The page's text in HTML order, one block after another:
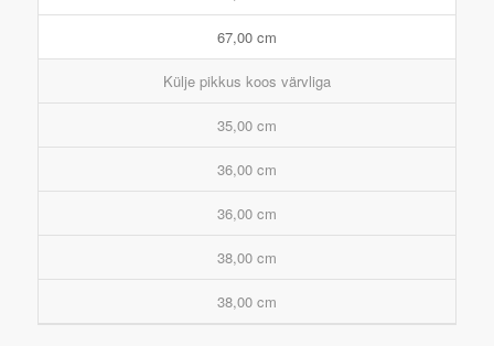
67,00 cm
Külje pikkus koos värvliga
35,00 cm
36,00 cm
36,00 cm
38,00 cm
38,00 cm